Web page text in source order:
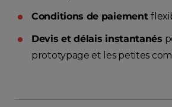
Conditions de paiement
Devis et délais instantanés
prototypage et les petites